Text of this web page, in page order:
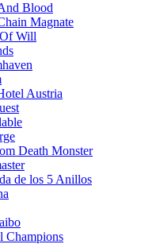
Blood
Magnate
Will
Austria
Death Monster
de los 5 Anillos
Champions